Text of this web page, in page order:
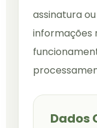
assinatura
informações
Dados